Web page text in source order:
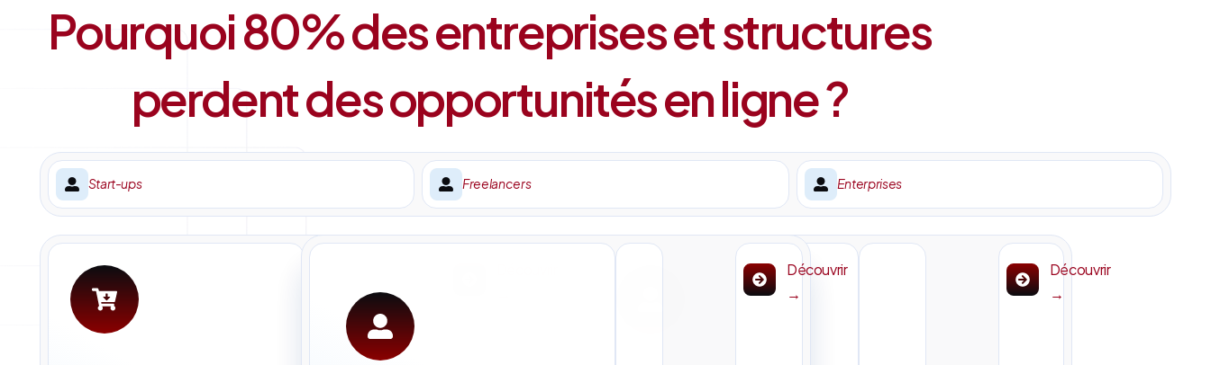
Pourquoi 80% des entreprises et structures
perdent des opportunités en ligne ?
Start-ups Freelancers Enterprises
Découvrir
→
Découvrir
→